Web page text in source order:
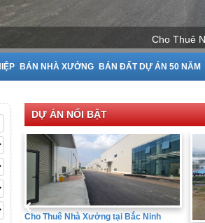
BÁN NHÀ XƯỞNG BÁN ĐẤT DỰ ÁN 50 NĂM
DỰ ÁN NỔI BẬT
Bắc Ninh